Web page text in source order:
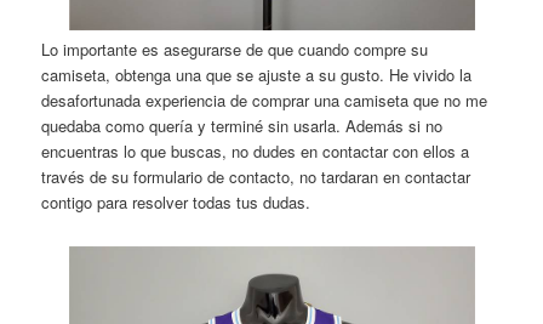
Lo importante es asegurarse de que cuando compre su
camiseta, obtenga una que se ajuste a su gusto. He vivido la
desafortunada experiencia de comprar una camiseta que no me
quedaba como quería y terminé sin usarla. Además si no
encuentras lo que buscas, no dudes en contactar con ellos a
través de su formulario de contacto, no tardaran en contactar
contigo para resolver todas tus dudas.